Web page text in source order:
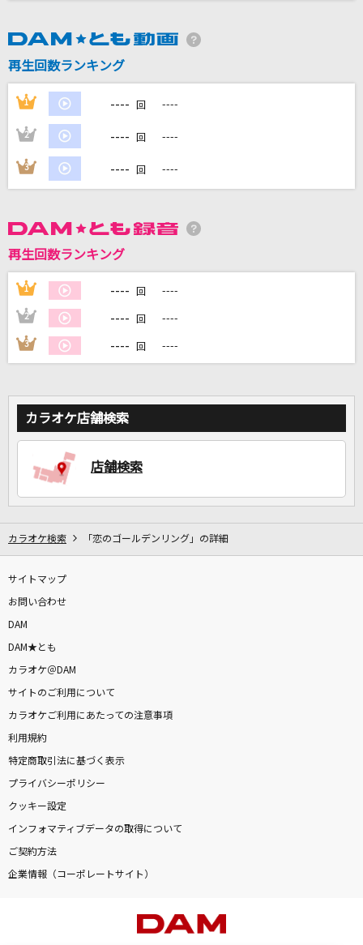
ビターバカンス
Mrs. GREEN APPLE
DAMの新曲・ランキングなど
カラオケ最新情報をチェック！
カラオケをもっと楽しもう！
家族や友達と一緒に！練習にも！
再生回数ランキング
1 ---- 回 ----
2 ---- 回 ----
3 ---- 回 ----
再生回数ランキング
1 ---- 回 ----
2 ---- 回 ----
3 ---- 回 ----
カラオケ店舗検索
店舗検索
カラオケ検索 「恋のゴールデンリング」の詳細
サイトマップ
お問い合わせ
DAM
DAM★とも
カラオケ＠DAM
サイトのご利用について
カラオケご利用にあたっての注意事項
利用規約
特定商取引法に基づく表示
プライバシーポリシー
クッキー設定
インフォマティブデータの取得について
ご契約方法
企業情報（コーポレートサイト）